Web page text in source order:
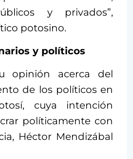
y privados”,
potosino.
y políticos
opinión acerca del
de los políticos en
cuya intención
políticamente con
Héctor Mendizábal